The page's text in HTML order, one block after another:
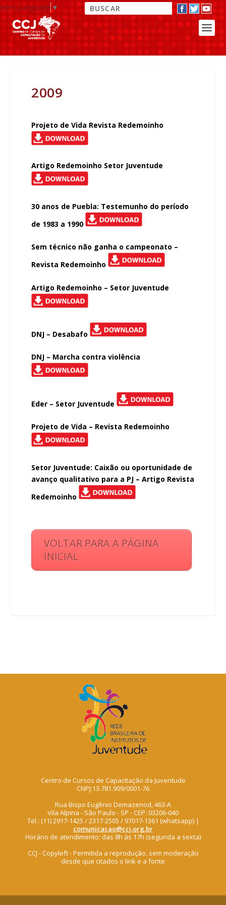
Language▼
2009
Projeto de Vida Revista Redemoinho
Artigo Redemoinho Setor Juventude
30 anos de Puebla: Testemunho do período
de 1983 a 1990
Sem técnico não ganha o campeonato –
Revista Redemoinho
Artigo Redemoinho – Setor Juventude
DNJ – Desabafo
DNJ – Marcha contra violência
Eder – Setor Juventude
Projeto de Vida – Revista Redemoinho
Setor Juventude: Caixão ou oportunidade de
avanço qualitativo para a PJ – Artigo Revista
Redemoinho
VOLTAR PARA A PÁGINA
INICIAL
Centro de Cursos de Capacitação da Juventude
CNPJ:13.781.909/0001-76
Rua Bispo Eugênio Demazenod, 463-A
Vila Alpina - São Paulo - SP - CEP: 03206-040
Tel.: (11) 2917-1425 / 2317-2505 / 97017-1361 (whatsapp) |
comunicacao@ccj.org.br
Horário de atendimento: das 8h às 17h (segunda a sexta)
CCJ - Copyleft - Permitida a reprodução, sem moderação
desde que citados o link e a fonte